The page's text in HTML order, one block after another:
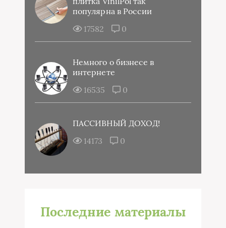
популярна в России
17582
0
Немного о бизнесе в
интернете
16535
0
ПАССИВНЫЙ ДОХОД!
14173
0
Последние материалы